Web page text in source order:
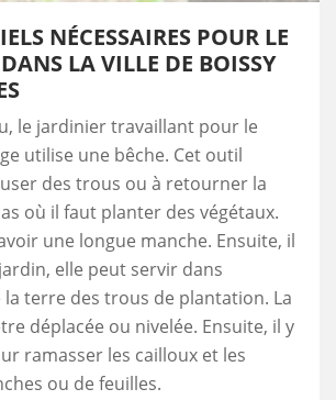
NÉCESSAIRES POUR LE
LA VILLE DE BOISSY
le jardinier travaillant pour le
utilise une bêche. Cet outil
des trous ou à retourner la
où il faut planter des végétaux.
une longue manche. Ensuite, il
elle peut servir dans
terre des trous de plantation. La
déplacée ou nivelée. Ensuite, il y
ramasser les cailloux et les
ou de feuilles.